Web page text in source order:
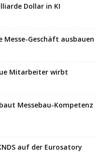
Dollar in KI
Messe-Geschäft ausbauen
Mitarbeiter wirbt
Messebau-Kompetenz
auf der Eurosatory